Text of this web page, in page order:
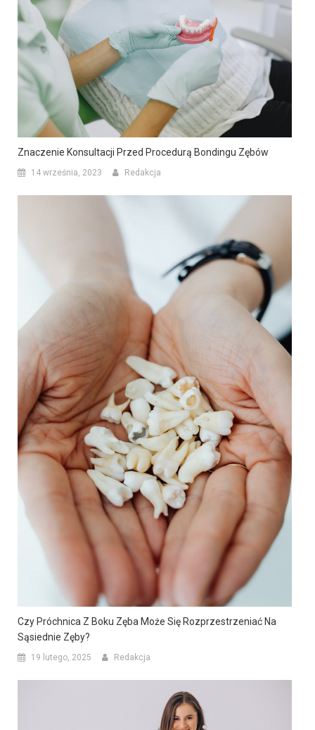
Znaczenie Konsultacji Przed Procedurą Bondingu Zębów
14 września, 2023 Redakcja
Czy Próchnica Z Boku Zęba Może Się Rozprzestrzeniać Na
Sąsiednie Zęby?
19 lutego, 2025 Redakcja